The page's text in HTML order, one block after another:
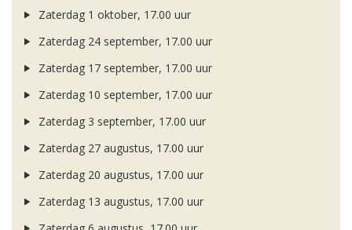
Zaterdag 1 oktober, 17.00 uur
Zaterdag 24 september, 17.00 uur
Zaterdag 17 september, 17.00 uur
Zaterdag 10 september, 17.00 uur
Zaterdag 3 september, 17.00 uur
Zaterdag 27 augustus, 17.00 uur
Zaterdag 20 augustus, 17.00 uur
Zaterdag 13 augustus, 17.00 uur